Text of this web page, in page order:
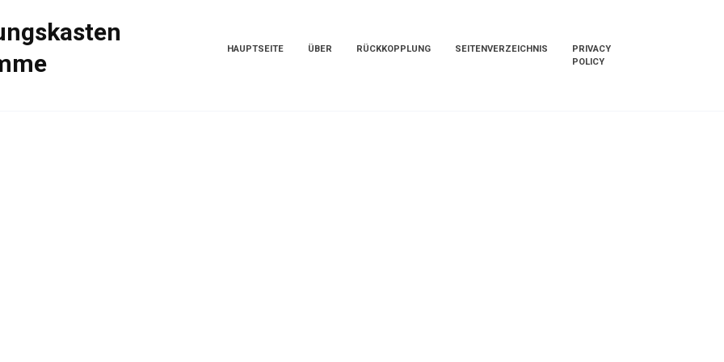
HAUPTSEITE ÜBER RÜCKKOPPLUNG SEITENVERZEICHNIS
PRIVACY
POLICY